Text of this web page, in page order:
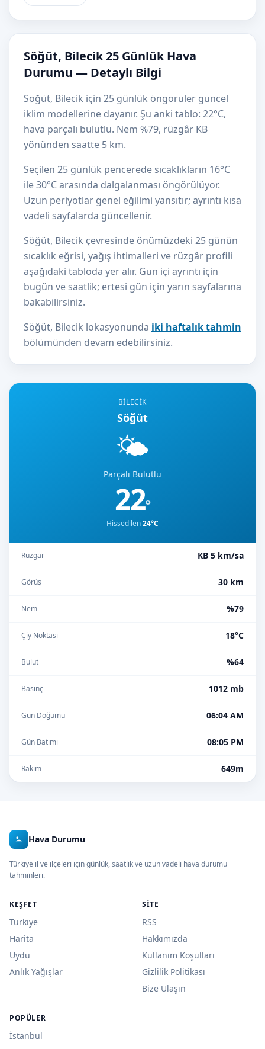
BILECIK
Söğüt
🌤️
Parçalı Bulutlu
22°
Hissedilen24°C
Rüzgar KB 5 km/sa
Görüş 30 km
Nem %79
Çiy Noktası 18°C
Bulut %64
Basınç 1012 mb
Gün Doğumu 06:04 AM
Gün Batımı 08:05 PM
Rakım 649m
Söğüt, Bilecik 25 Günlük Hava
Durumu — Detaylı Bilgi
Söğüt, Bilecik için 25 günlük öngörüler güncel
iklim modellerine dayanır. Şu anki tablo: 22°C,
hava parçalı bulutlu. Nem %79, rüzgâr KB
yönünden saatte 5 km.
Seçilen 25 günlük pencerede sıcaklıkların 16°C
ile 30°C arasında dalgalanması öngörülüyor.
Uzun periyotlar genel eğilimi yansıtır; ayrıntı kısa
vadeli sayfalarda güncellenir.
Söğüt, Bilecik çevresinde önümüzdeki 25 günün
sıcaklık eğrisi, yağış ihtimalleri ve rüzgâr profili
aşağıdaki tabloda yer alır. Gün içi ayrıntı için
bugün ve saatlik; ertesi gün için yarın sayfalarına
bakabilirsiniz.
Söğüt, Bilecik lokasyonunda iki haftalık tahmin
bölümünden devam edebilirsiniz.
Hava Durumu
Türkiye il ve ilçeleri için günlük, saatlik ve uzun vadeli hava durumu
tahminleri.
KEŞFET
Türkiye
Harita
Uydu
Anlık Yağışlar
SITE
RSS
Hakkımızda
Kullanım Koşulları
Gizlilik Politikası
Bize Ulaşın
POPÜLER
İstanbul